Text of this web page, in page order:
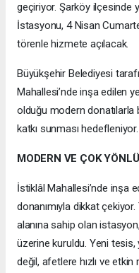
geçiriyor. Şarköy ilçesinde
İstasyonu, 4 Nisan
törenle hizmete açılacak.
Büyükşehir Belediyesi
Mahallesi’nde inşa edilen
olduğu modern
katkı sunması hedefleniyor.
MODERN VE ÇOK
İstiklâl Mahallesi’nde inşa
donanımıyla dikkat
alanına sahip olan
üzerine kuruldu. Yeni tesis,
değil, afetlere hızlı ve etkin